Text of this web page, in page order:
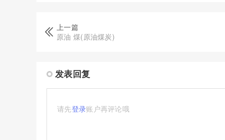
上一篇
原油 煤(原油煤炭)
发表回复
请先登录账户再评论哦